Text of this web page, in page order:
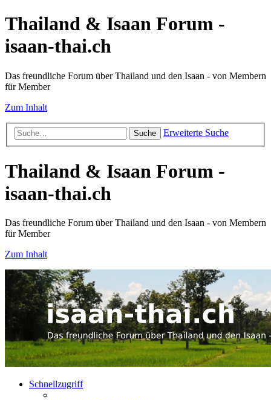
Thailand & Isaan Forum -
isaan-thai.ch
Das freundliche Forum über Thailand und den Isaan - von Membern
für Member
Zum Inhalt
Suche Erweiterte Suche
Thailand & Isaan Forum -
isaan-thai.ch
Das freundliche Forum über Thailand und den Isaan - von Membern
für Member
Zum Inhalt
Schnellzugriff